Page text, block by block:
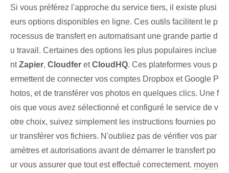
Si vous préférez l'approche du ‌service tiers⁣, il existe⁢ plusi
eurs options⁢ disponibles en ligne. Ces outils facilitent le p
rocessus de transfert en automatisant une grande partie d
u travail. Certaines des options les plus populaires inclue
ntZapier, Cloudfer etCloudHQ. Ces plateformes vous p
ermettent de connecter vos comptes Dropbox et Google P
hotos, et de transférer vos photos en quelques clics. Une f
ois que vous avez sélectionné et configuré le service de v
otre choix, suivez simplement les instructions fournies po
ur transférer vos fichiers. N'oubliez pas de vérifier vos par
amètres et autorisations avant de démarrer le transfert po
ur vous assurer que tout est effectué correctement. moyen